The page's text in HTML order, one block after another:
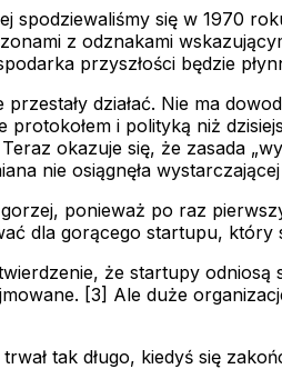
spodziewaliśmy się w 1970
z odznakami
przyszłości będzie
działać. Nie ma
protokołem i polityką niż
okazuje się, że zasada
nie osiągnęła
ponieważ po raz
dla gorącego startupu,
że startupy
[3] Ale duże
tak długo, kiedyś się